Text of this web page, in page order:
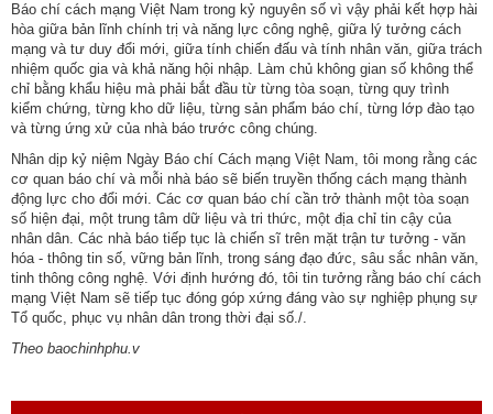
Báo chí cách mạng Việt Nam trong kỷ nguyên số vì vậy phải kết hợp hài
hòa giữa bản lĩnh chính trị và năng lực công nghệ, giữa lý tưởng cách
mạng và tư duy đổi mới, giữa tính chiến đấu và tính nhân văn, giữa trách
nhiệm quốc gia và khả năng hội nhập. Làm chủ không gian số không thể
chỉ bằng khẩu hiệu mà phải bắt đầu từ từng tòa soạn, từng quy trình
kiểm chứng, từng kho dữ liệu, từng sản phẩm báo chí, từng lớp đào tạo
và từng ứng xử của nhà báo trước công chúng.
Nhân dịp kỷ niệm Ngày Báo chí Cách mạng Việt Nam, tôi mong rằng các
cơ quan báo chí và mỗi nhà báo sẽ biến truyền thống cách mạng thành
động lực cho đổi mới. Các cơ quan báo chí cần trở thành một tòa soạn
số hiện đại, một trung tâm dữ liệu và tri thức, một địa chỉ tin cậy của
nhân dân. Các nhà báo tiếp tục là chiến sĩ trên mặt trận tư tưởng - văn
hóa - thông tin số, vững bản lĩnh, trong sáng đạo đức, sâu sắc nhân văn,
tinh thông công nghệ. Với định hướng đó, tôi tin tưởng rằng báo chí cách
mạng Việt Nam sẽ tiếp tục đóng góp xứng đáng vào sự nghiệp phụng sự
Tổ quốc, phục vụ nhân dân trong thời đại số./.
Theo baochinhphu.v